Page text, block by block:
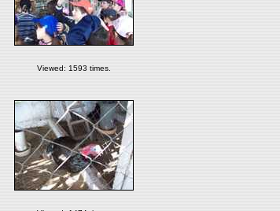
Viewed: 1593 times.